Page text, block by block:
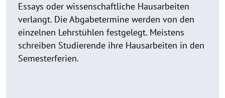
Essays oder wissenschaftliche Hausarbeiten
verlangt. Die Abgabetermine werden von den
einzelnen Lehrstühlen festgelegt. Meistens
schreiben Studierende ihre Hausarbeiten in den
Semesterferien.